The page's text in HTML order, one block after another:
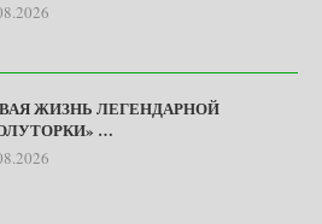
ЖИЗНЬ ЛЕГЕНДАРНОЙ
…